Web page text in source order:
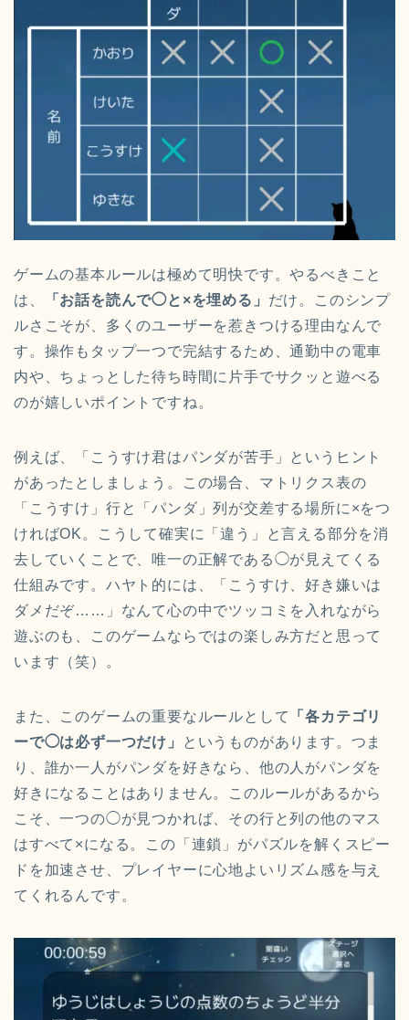
ゲームの基本ルールは極めて明快です。やるべきこと
は、
「お話を読んで◯と×を埋める」 だけ。このシンプ
ルさこそが、多くのユーザーを惹きつける理由なんで
す。操作もタップ一つで完結するため、通勤中の電車
内や、ちょっとした待ち時間に片手でサクッと遊べる
のが嬉しいポイントですね。
例えば、「こうすけ君はパンダが苦手」というヒント
があったとしましょう。この場合、マトリクス表の
「こうすけ」行と「パンダ」列が交差する場所に×をつ
ければOK。こうして確実に「違う」と言える部分を消
去していくことで、唯一の正解である◯が見えてくる
仕組みです。ハヤト的には、「こうすけ、好き嫌いは
ダメだぞ……」なんて心の中でツッコミを入れながら
遊ぶのも、このゲームならではの楽しみ方だと思って
います（笑）。
また、このゲームの重要なルールとして
「各カテゴリ
ーで◯は必ず一つだけ」
というものがあります。つま
り、誰か一人がパンダを好きなら、他の人がパンダを
好きになることはありません。このルールがあるから
こそ、一つの◯が見つかれば、その行と列の他のマス
はすべて×になる。この「連鎖」がパズルを解くスピー
ドを加速させ、プレイヤーに心地よいリズム感を与え
てくれるんです。